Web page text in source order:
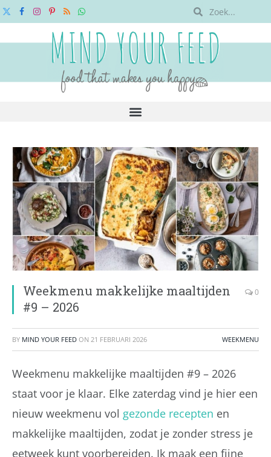
X
FacebookInstagram
Pinterest
RSSWhatsApp
Weekmenu makkelijke maaltijden
#9 – 2026
0
BY MIND YOUR FEED ON 21 FEBRUARI 2026 WEEKMENU
Weekmenu makkelijke maaltijden #9 – 2026
staat voor je klaar. Elke zaterdag vind je hier een
nieuw weekmenu vol gezonde recepten en
makkelijke maaltijden, zodat je zonder stress je
eetweek kunt voorbereiden. Ik maak een fijne